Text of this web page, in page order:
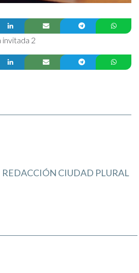
invitada 2
REDACCIÓN CIUDAD PLURAL